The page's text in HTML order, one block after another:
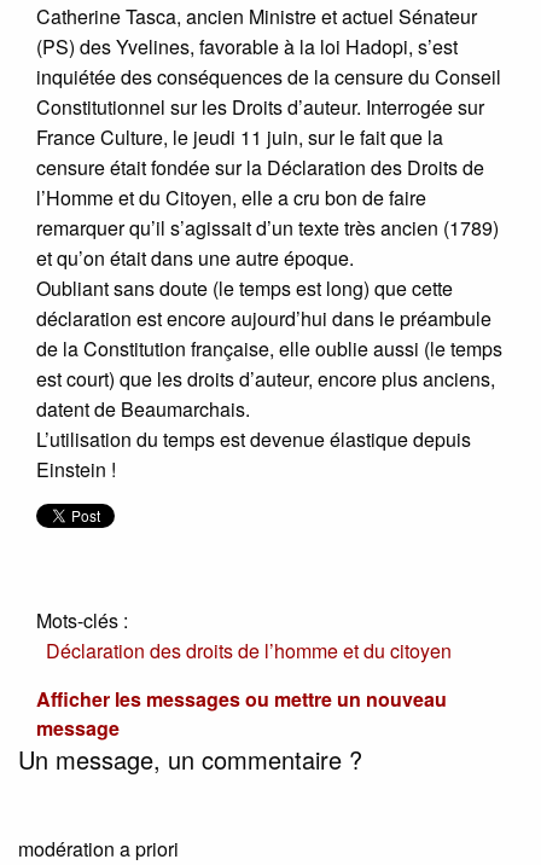
Catherine Tasca, ancien Ministre et actuel Sénateur
(PS) des Yvelines, favorable à la loi Hadopi, s’est
inquiétée des conséquences de la censure du Conseil
Constitutionnel sur les Droits d’auteur. Interrogée sur
France Culture, le jeudi 11 juin, sur le fait que la
censure était fondée sur la Déclaration des Droits de
l’Homme et du Citoyen, elle a cru bon de faire
remarquer qu’il s’agissait d’un texte très ancien (1789)
et qu’on était dans une autre époque.
Oubliant sans doute (le temps est long) que cette
déclaration est encore aujourd’hui dans le préambule
de la Constitution française, elle oublie aussi (le temps
est court) que les droits d’auteur, encore plus anciens,
datent de Beaumarchais.
L’utilisation du temps est devenue élastique depuis
Einstein !
Mots-clés :
Déclaration des droits de l’homme et du citoyen
Afficher les messages ou mettre un nouveau
message
Un message, un commentaire ?
modération a priori